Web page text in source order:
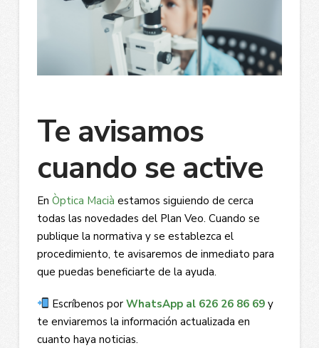
Te avisamos
cuando se active
En Òptica Macià estamos siguiendo de cerca
todas las novedades del Plan Veo. Cuando se
publique la normativa y se establezca el
procedimiento, te avisaremos de inmediato para
que puedas beneficiarte de la ayuda.
Escríbenos por WhatsApp al 626 26 86 69y
te enviaremos la información actualizada en
cuanto haya noticias.